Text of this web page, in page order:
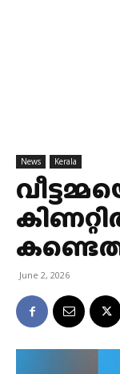
News Kerala
June 2, 2026